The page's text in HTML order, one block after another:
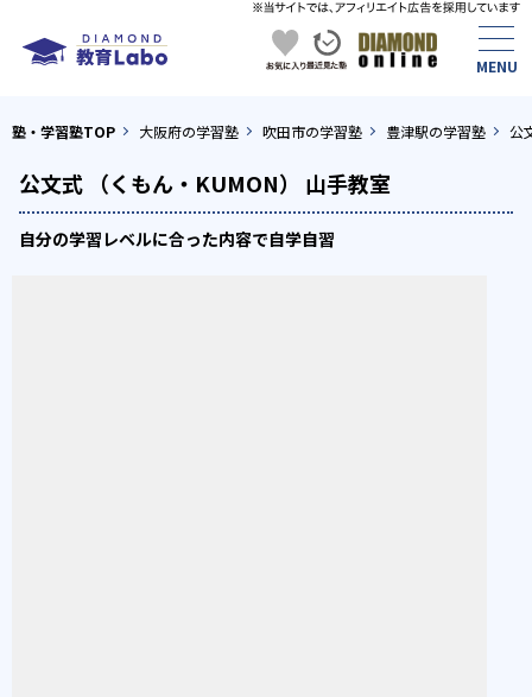
塾・学習塾TOP 大阪府の学習塾 吹田市の学習塾 豊津駅の学習塾 公
公文式 （くもん・KUMON） 山手教室
自分の学習レベルに合った内容で自学自習